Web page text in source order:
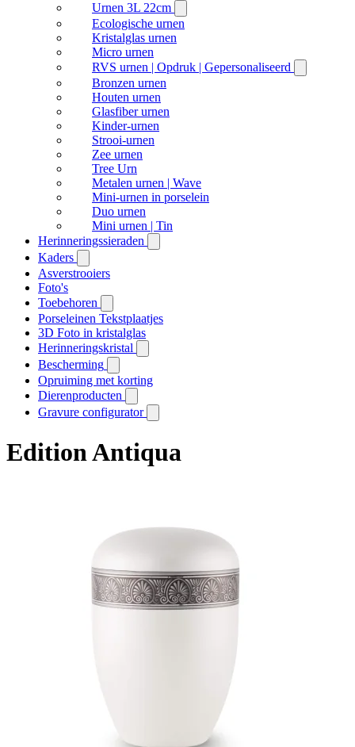
Urnen 3L 22cm
Ecologische urnen
Kristalglas urnen
Micro urnen
RVS urnen | Opdruk | Gepersonaliseerd
Bronzen urnen
Houten urnen
Glasfiber urnen
Kinder-urnen
Strooi-urnen
Zee urnen
Tree Urn
Metalen urnen | Wave
Mini-urnen in porselein
Duo urnen
Mini urnen | Tin
Herinneringssieraden
Kaders
Asverstrooiers
Foto's
Toebehoren
Porseleinen Tekstplaatjes
3D Foto in kristalglas
Herinneringskristal
Bescherming
Opruiming met korting
Dierenproducten
Gravure configurator
Edition Antiqua